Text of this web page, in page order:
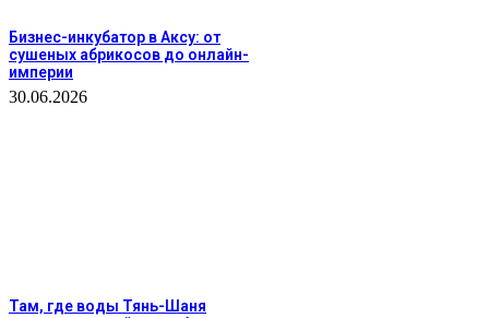
Бизнес-инкубатор в Аксу: от
сушеных абрикосов до онлайн-
империи
30.06.2026
Там, где воды Тянь-Шаня